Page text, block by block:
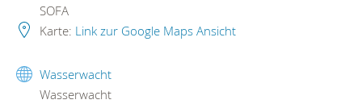
SOFA
Karte: Link zur Google Maps Ansicht
Wasserwacht
Wasserwacht